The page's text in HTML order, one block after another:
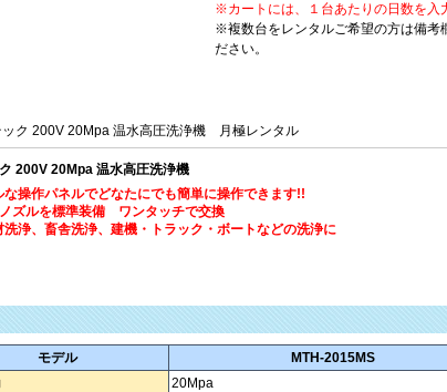
※カートには、１台あたりの日数を入
※複数台をレンタルご希望の方は備考
ださい。
ック 200V 20Mpa 温水高圧洗浄機 月極レンタル
200V 20Mpa 温水高圧洗浄機
な操作パネルでどなたにでも簡単に操作できます!!
ズルを標準装備 ワンタッチで交換
洗浄、畜舎洗浄、建機・トラック・ボートなどの洗浄に
モデル
MTH-2015MS
20Mpa